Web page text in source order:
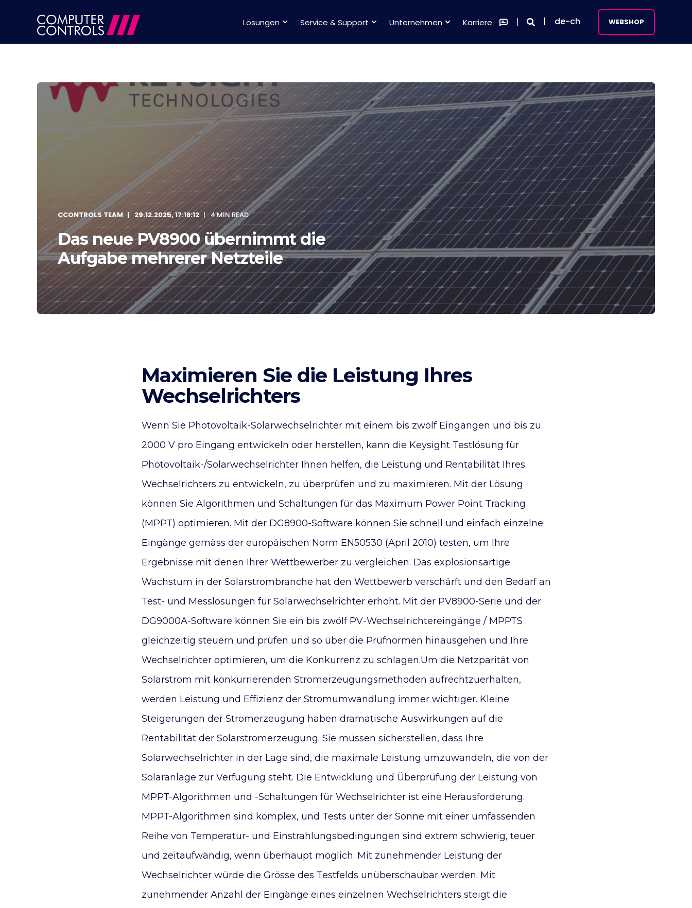
Lösungen Service & Support Unternehmen Karriere de-ch WEBSHOP
CCONTROLS TEAM 29.12.2025, 17:18:12 4 MIN READ
Das neue PV8900 übernimmt die
Aufgabe mehrerer Netzteile
Maximieren Sie die Leistung Ihres
Wechselrichters
Wenn Sie Photovoltaik-Solarwechselrichter mit einem bis zwölf Eingängen und bis zu
2000 V pro Eingang entwickeln oder herstellen, kann die Keysight Testlösung für
Photovoltaik-/Solarwechselrichter Ihnen helfen, die Leistung und Rentabilität Ihres
Wechselrichters zu entwickeln, zu überprüfen und zu maximieren. Mit der Lösung
können Sie Algorithmen und Schaltungen für das Maximum Power Point Tracking
(MPPT) optimieren. Mit der DG8900-Software können Sie schnell und einfach einzelne
Eingänge gemäss der europäischen Norm EN50530 (April 2010) testen, um Ihre
Ergebnisse mit denen Ihrer Wettbewerber zu vergleichen. Das explosionsartige
Wachstum in der Solarstrombranche hat den Wettbewerb verschärft und den Bedarf an
Test- und Messlösungen für Solarwechselrichter erhöht. Mit der PV8900-Serie und der
DG9000A-Software können Sie ein bis zwölf PV-Wechselrichtereingänge / MPPTS
gleichzeitig steuern und prüfen und so über die Prüfnormen hinausgehen und Ihre
Wechselrichter optimieren, um die Konkurrenz zu schlagen.Um die Netzparität von
Solarstrom mit konkurrierenden Stromerzeugungsmethoden aufrechtzuerhalten,
werden Leistung und Effizienz der Stromumwandlung immer wichtiger. Kleine
Steigerungen der Stromerzeugung haben dramatische Auswirkungen auf die
Rentabilität der Solarstromerzeugung. Sie müssen sicherstellen, dass Ihre
Solarwechselrichter in der Lage sind, die maximale Leistung umzuwandeln, die von der
Solaranlage zur Verfügung steht. Die Entwicklung und Überprüfung der Leistung von
MPPT-Algorithmen und -Schaltungen für Wechselrichter ist eine Herausforderung.
MPPT-Algorithmen sind komplex, und Tests unter der Sonne mit einer umfassenden
Reihe von Temperatur- und Einstrahlungsbedingungen sind extrem schwierig, teuer
und zeitaufwändig, wenn überhaupt möglich. Mit zunehmender Leistung der
Wechselrichter würde die Grösse des Testfelds unüberschaubar werden. Mit
zunehmender Anzahl der Eingänge eines einzelnen Wechselrichters steigt die